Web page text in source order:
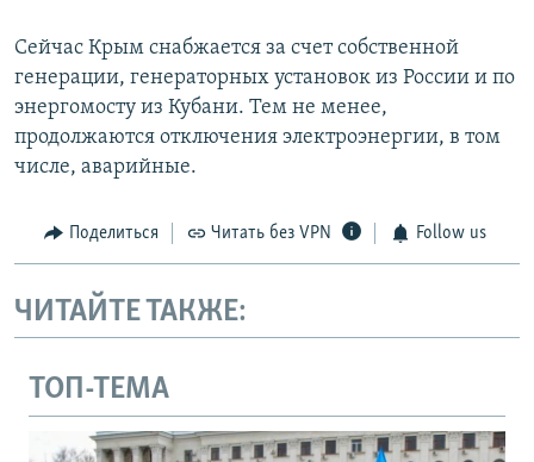
Сейчас Крым снабжается за счет собственной
генерации, генераторных установок из России и по
энергомосту из Кубани. Тем не менее,
продолжаются отключения электроэнергии, в том
числе, аварийные.
Поделиться Читать без VPN Follow us
ЧИТАЙТЕ ТАКЖЕ:
ТОП-ТЕМА